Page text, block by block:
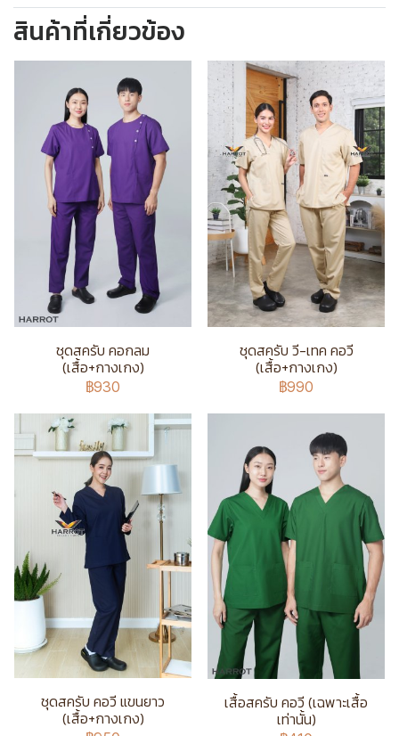
สินค้าที่เกี่ยวข้อง
ชุดสครับ คอกลม
(เสื้อ+กางเกง)
฿930
ชุดสครับ วี-เทค คอวี
(เสื้อ+กางเกง)
฿990
ชุดสครับ คอวี แขนยาว
(เสื้อ+กางเกง)
เสื้อสครับ คอวี (เฉพาะเสื้อ
เท่านั้น)